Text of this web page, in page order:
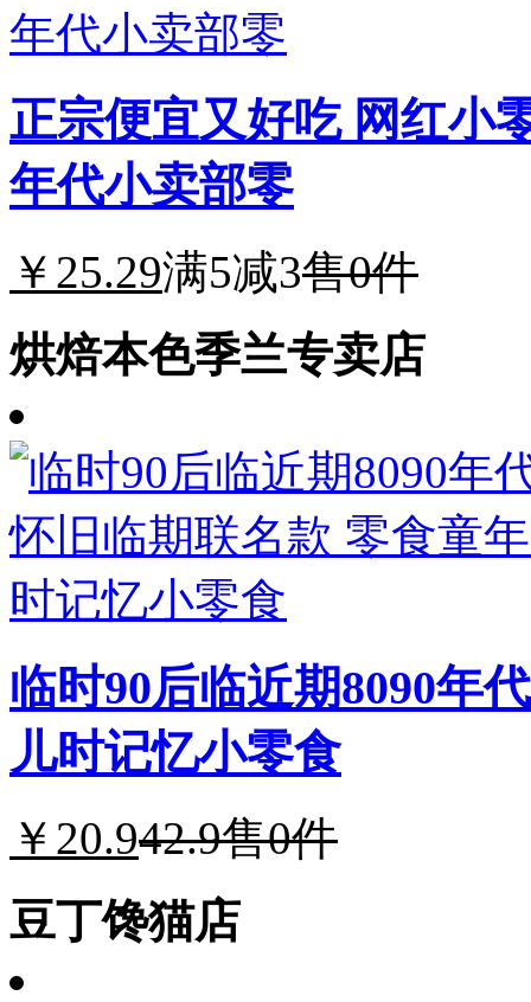
正宗便宜又好吃 网红小
年代小卖部零
￥25.29满5减3售0件
烘焙本色季兰专卖店
临时90后临近期8090年
儿时记忆小零食
￥20.942.9售0件
豆丁馋猫店